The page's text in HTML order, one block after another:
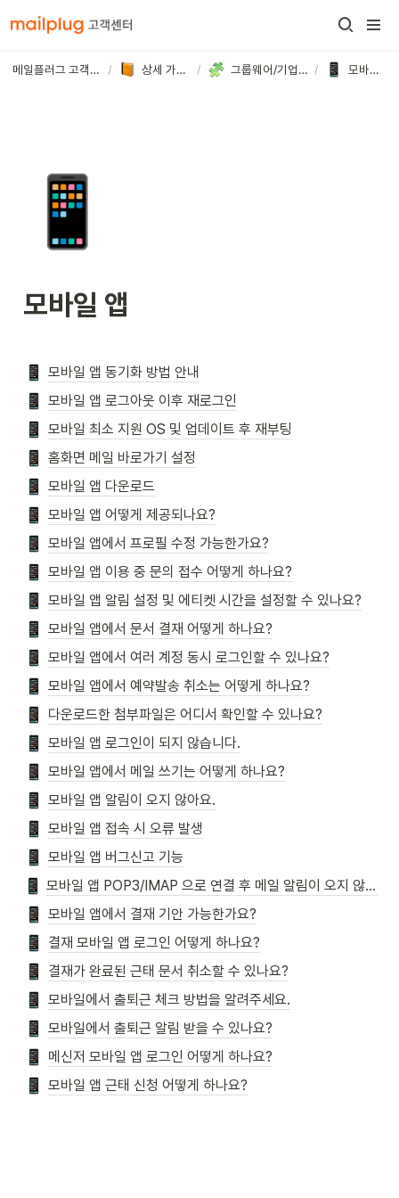
메일플러그 고객센터 / 상세 가이드 / 그룹웨어/기업메일 / 모바일 앱
📱
모바일 앱
모바일 앱 동기화 방법 안내
모바일 앱 로그아웃 이후 재로그인
모바일 최소 지원 OS 및 업데이트 후 재부팅
홈화면 메일 바로가기 설정
모바일 앱 다운로드
모바일 앱 어떻게 제공되나요?
모바일 앱에서 프로필 수정 가능한가요?
모바일 앱 이용 중 문의 접수 어떻게 하나요?
모바일 앱 알림 설정 및 에티켓 시간을 설정할 수 있나요?
모바일 앱에서 문서 결재 어떻게 하나요?
모바일 앱에서 여러 계정 동시 로그인할 수 있나요?
모바일 앱에서 예약발송 취소는 어떻게 하나요?
다운로드한 첨부파일은 어디서 확인할 수 있나요?
모바일 앱 로그인이 되지 않습니다.
모바일 앱에서 메일 쓰기는 어떻게 하나요?
모바일 앱 알림이 오지 않아요.
모바일 앱 접속 시 오류 발생
모바일 앱 버그신고 기능
모바일 앱 POP3/IMAP 으로 연결 후 메일 알림이 오지 않습니다.
모바일 앱에서 결재 기안 가능한가요?
결재 모바일 앱 로그인 어떻게 하나요?
결재가 완료된 근태 문서 취소할 수 있나요?
모바일에서 출퇴근 체크 방법을 알려주세요.
모바일에서 출퇴근 알림 받을 수 있나요?
메신저 모바일 앱 로그인 어떻게 하나요?
모바일 앱 근태 신청 어떻게 하나요?